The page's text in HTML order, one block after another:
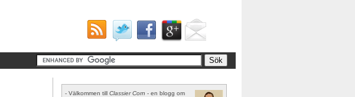
- Välkommen till Classier Corn - en blogg om